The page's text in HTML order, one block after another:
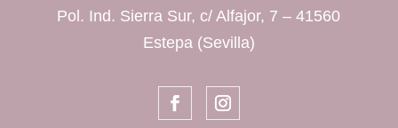
Pol. Ind. Sierra Sur, c/ Alfajor, 7 – 41560
Estepa (Sevilla)